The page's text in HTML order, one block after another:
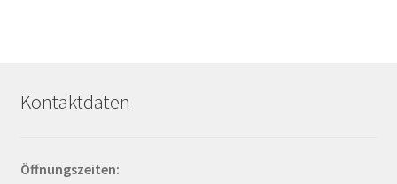
Kontaktdaten
Öffnungszeiten: